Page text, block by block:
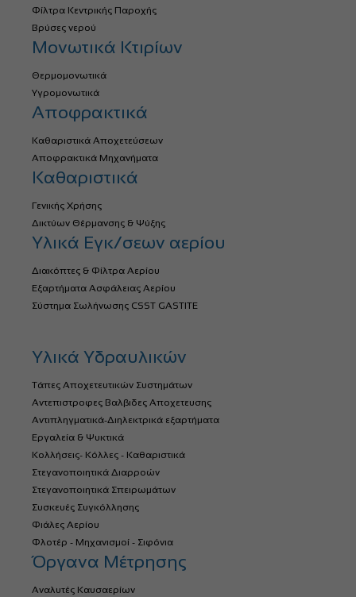
Φίλτρα Κεντρικής Παροχής
Βρύσες νερού
Μονωτικά Κτιρίων
Θερμομονωτικά
Υγρομονωτικά
Αποφρακτικά
Καθαριστικά Αποχετεύσεων
Αποφρακτικά Μηχανήματα
Καθαριστικά
Γενικής Χρήσης
Δικτύων Θέρμανσης & Ψύξης
Υλικά Εγκ/σεων αερίου
Διακόπτες & Φίλτρα Αερίου
Εξαρτήματα Ασφάλειας Αερίου
Σύστημα Σωλήνωσης CSST GASTITE
Υλικά Υδραυλικών
Τάπες Αποχετευτικών Συστημάτων
Αντεπιστροφες Βαλβιδες Αποχετευσης
Αντιπληγματικά-Διηλεκτρικά εξαρτήματα
Εργαλεία & Ψυκτικά
Κολλήσεις- Κόλλες - Καθαριστικά
Στεγανοποιητικά Διαρροών
Στεγανοποιητικά Σπειρωμάτων
Συσκευές Συγκόλλησης
Φιάλες Αερίου
Φλοτέρ - Μηχανισμοί - Σιφόνια
Όργανα Μέτρησης
Αναλυτές Καυσαερίων